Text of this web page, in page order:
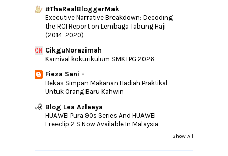
Mini Birthday Giveaway by MiminAdam
Giveaway Chocolate Vochelle by dyan
zakhi
GIVEAWAY : MUDAHNYA NAK MENANG
HELLO KITTY DI SHEH...
Perlu Atau Tidak Gel Pengelupasan?
Hadiah untuk Diri Sendiri
GIVEAWAY 2nd ANNIVERSARY BLOG AKIF
IMTIYAZ
Dari Blogspot.Com Ke Blogspot.My
CPUV Nuffnang | Dove Hair Campaign
Faktor Luaran Untuk Tingkatkan Page
#TheRealBloggerMak
Executive Narrative Breakdown: Decoding
the RCI Report on Lembaga Tabung Haji
(2014–2020)
CikguNorazimah
Karnival kokurikulum SMKTPG 2026
Fieza Sani -
Bekas Simpan Makanan Hadiah Praktikal
Untuk Orang Baru Kahwin
Blog Lea Azleeya
HUAWEI Pura 90s Series And HUAWEI
Freeclip 2 S Now Available In Malaysia
Show All